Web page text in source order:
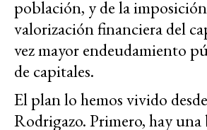
población, y de la
valorización financiera del
vez mayor endeudamiento
de capitales.
El plan lo hemos vivido
Rodrigazo. Primero, hay